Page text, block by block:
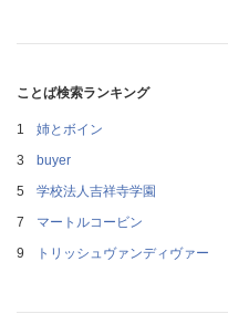
ことば検索ランキング
姉とボイン
buyer
学校法人吉祥寺学園
マートルコービン
トリッシュヴァンディヴァー